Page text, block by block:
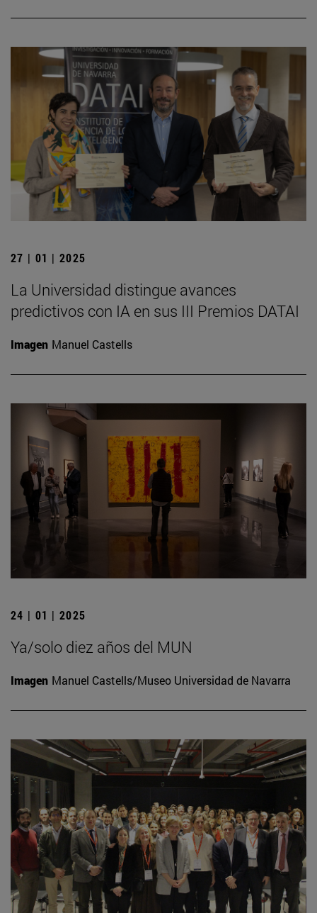
27 | 01 | 2025
La Universidad distingue avances
predictivos con IA en sus III Premios DATAI
Imagen Manuel Castells
24 | 01 | 2025
Ya/solo diez años del MUN
Imagen Manuel Castells/Museo Universidad de Navarra